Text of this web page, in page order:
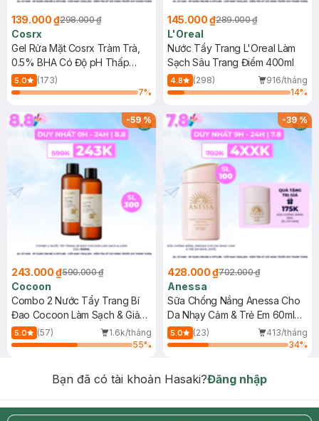
139.000 ₫298.000 ₫
Cosrx
Gel Rửa Mặt Cosrx Tràm Trà,
0.5% BHA Có Độ pH Thấp
150ml
5.0
(173)
7%
145.000 ₫289.000 ₫
L'Oreal
Nước Tẩy Trang L'Oreal Làm
Sạch Sâu Trang Điểm 400ml
4.8 (298)
916/tháng
14%
-59%
243.000 ₫590.000 ₫
Cocoon
Combo 2 Nước Tẩy Trang Bí
Đao Cocoon Làm Sạch & Giảm
Dầu 500ml
5.0 (57)
1.6k/tháng
55%
-39%
428.000 ₫702.000 ₫
Anessa
Sữa Chống Nắng Anessa Cho
Da Nhạy Cảm & Trẻ Em 60ml
(Mới)
5.0 (23)
413/tháng
34%
Bạn đã có tài khoản Hasaki?Đăng nhập